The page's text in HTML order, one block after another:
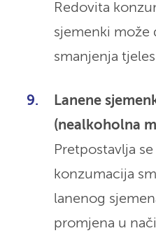
Redovita
sjemenki može
smanjenja
Lanene
(nealkoholna
Pretpostavlja
konzumacija
lanenog
promjena u